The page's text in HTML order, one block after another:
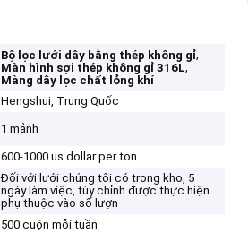
Bộ lọc lưới dây bằng thép không gỉ,
Màn hình sợi thép không gỉ 316L,
Màng dây lọc chất lỏng khí
Hengshui, Trung Quốc
1 mảnh
600-1000 us dollar per ton
Đối với lưới chúng tôi có trong kho, 5
ngày làm việc, tùy chỉnh được thực hiện
phụ thuộc vào số lượn
500 cuộn mỗi tuần